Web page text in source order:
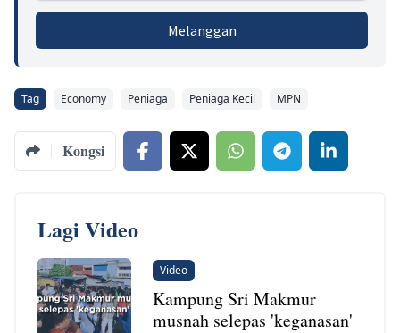
Melanggan
Tag Economy Peniaga Peniaga Kecil MPN
Kongsi
Lagi Video
Video
Kampung Sri Makmur
musnah selepas 'keganasan'